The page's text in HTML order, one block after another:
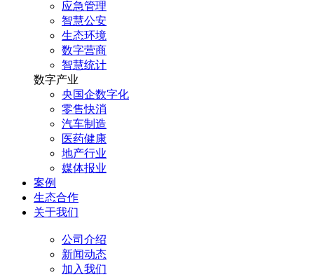
应急管理
智慧公安
生态环境
数字营商
智慧统计
数字产业
央国企数字化
零售快消
汽车制造
医药健康
地产行业
媒体报业
案例
生态合作
关于我们
公司介绍
新闻动态
加入我们